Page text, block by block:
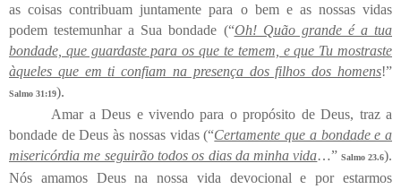
as coisas contribuam juntamente para o bem e as nossas vidas
podem testemunhar a Sua bondade (“Oh! Quão grande é a tua
bondade, que guardaste para os que te temem, e que Tu mostraste
àqueles que em ti confiam na presença dos filhos dos homens!”
Salmo 31:19).
Amar a Deus e vivendo para o propósito de Deus, traz a
bondade de Deus às nossas vidas (“Certamente que a bondade e a
misericórdia me seguirão todos os dias da minha vida…” Salmo 23.6).
Nós amamos Deus na nossa vida devocional e por estarmos